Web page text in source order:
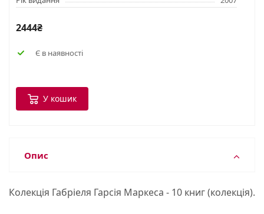
2444₴
Є в наявності
У кошик
Опис
Колекція Габріеля Гарсія Маркеса - 10 книг (колекція).